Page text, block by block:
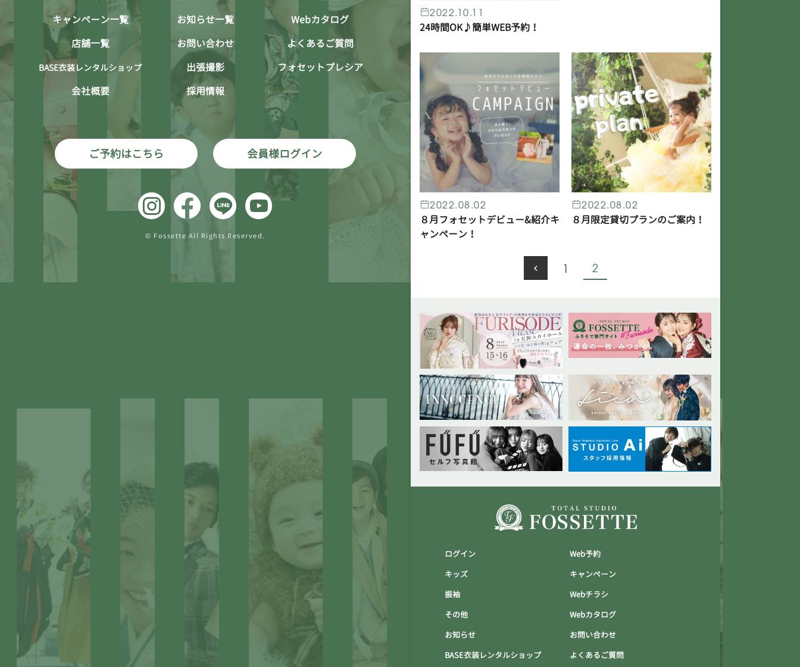
キャンペーン一覧
お知らせ一覧
Webカタログ
店舗一覧
お問い合わせ よくあるご質問
BASE衣装レンタルショップ 出張撮影
フォセットプレシア
会社概要
採用情報
ご予約はこちら 会員様ログイン
© Fossette All Rights Reserved.
2022.10.11
24時間OK♪簡単WEB予約！
2022.08.02
８月フォセットデビュー&紹介キ
ャンペーン！
2022.08.02
８月限定貸切プランのご案内！
1 2
ログイン
キッズ
振袖
その他
お知らせ
BASE衣装レンタルショップ
Web予約
キャンぺーン
Webチラシ
Webカタログ
お問い合わせ
よくあるご質問